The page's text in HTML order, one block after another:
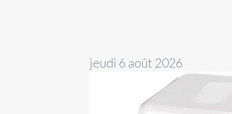
jeudi 6 août 2026